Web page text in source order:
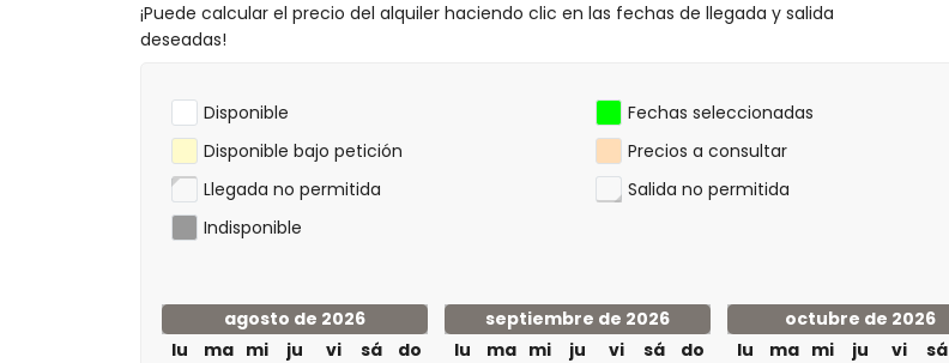
¡Puede calcular el precio del alquiler haciendo clic en las fechas de llegada y salida
deseadas!
Disponible
Fechas seleccionadas
Disponible bajo petición
Precios a consultar
Llegada no permitida
Salida no permitida
Indisponible
agosto de 2026
lu
ma mi ju vi sá do
septiembre de 2026
lu
ma mi ju vi sá do
octubre de 2026
lu
ma mi ju vi sá